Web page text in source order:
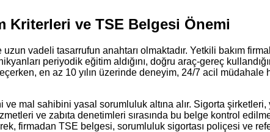
Kriterleri ve TSE Belgesi Önemi
vadeli tasarrufun anahtarı olmaktadır. Yetkili bakım
periyodik eğitim aldığını, doğru araç-gereç
en az 10 yılın üzerinde deneyim, 24/7 acil müdahale
mal sahibini yasal sorumluluk altına alır. Sigorta şirketleri,
ve zabıta denetimleri sırasında bu belge kontrol
firmadan TSE belgesi, sorumluluk sigortası poliçesi ve